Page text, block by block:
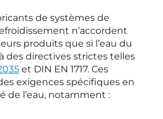
de systèmes de
n’accordent
produits que si l’eau du
des directives strictes telles
et DIN EN 1717. Ces
exigences spécifiques en
de l’eau, notamment :